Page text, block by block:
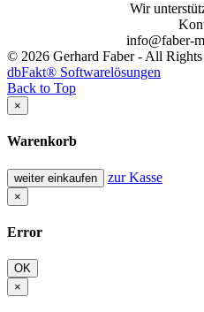
Wir
info@faber-
© 2026 Gerhard Faber - All
dbFakt® Softwarelösungen
Back to Top
×
Warenkorb
weiter einkaufen zur Kasse
×
Error
OK
×